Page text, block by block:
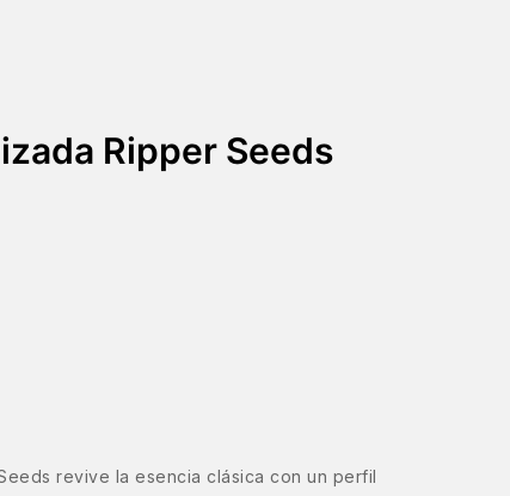
Ripper Seeds
revive la esencia clásica con un perfil